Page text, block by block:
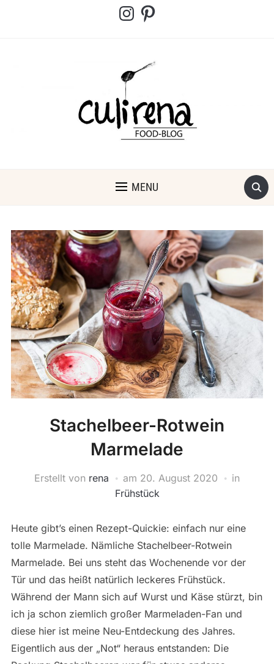
InstagramPinterest
MENU
Stachelbeer-Rotwein
Marmelade
Erstellt von rena am 20. August 2020
in
Frühstück
Heute gibt’s einen Rezept-Quickie: einfach nur eine
tolle Marmelade. Nämliche Stachelbeer-Rotwein
Marmelade. Bei uns steht das Wochenende vor der
Tür und das heißt natürlich leckeres Frühstück.
Während der Mann sich auf Wurst und Käse stürzt, bin
ich ja schon ziemlich großer Marmeladen-Fan und
diese hier ist meine Neu-Entdeckung des Jahres.
Eigentlich aus der „Not“ heraus entstanden: Die